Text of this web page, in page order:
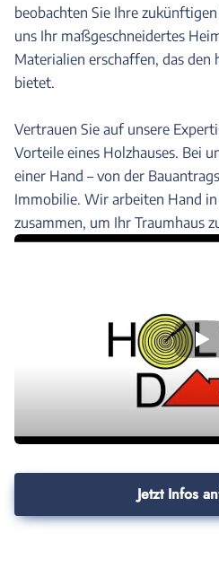
beobachten Sie Ihre
uns Ihr maßgeschneidertes
Materialien erschaffen, das
bietet.
Vertrauen Sie auf unsere
Vorteile eines Holzhauses. Bei
einer Hand – von der
Immobilie. Wir arbeiten Hand
zusammen, um Ihr Traumhaus
Jetzt Infos